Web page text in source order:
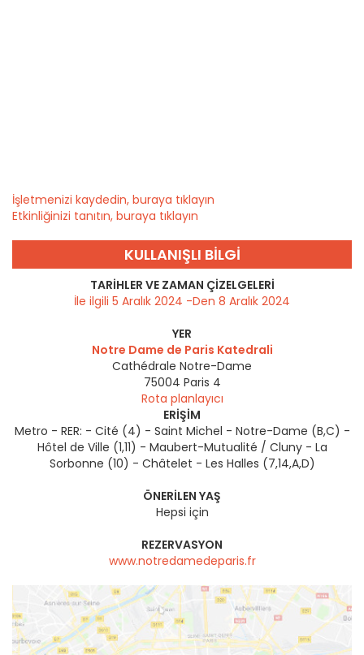
İşletmenizi kaydedin, buraya tıklayın
Etkinliğinizi tanıtın, buraya tıklayın
KULLANIŞLI BILGI
TARIHLER VE ZAMAN ÇIZELGELERI
İle ilgili 5 Aralık 2024 -Den 8 Aralık 2024
YER
Notre Dame de Paris Katedrali
Cathédrale Notre-Dame
75004 Paris 4
Rota planlayıcı
ERIŞIM
Metro - RER: - Cité (4) - Saint Michel - Notre-Dame (B,C) -
Hôtel de Ville (1,11) - Maubert-Mutualité / Cluny - La
Sorbonne (10) - Châtelet - Les Halles (7,14,A,D)
ÖNERILEN YAŞ
Hepsi için
REZERVASYON
www.notredamedeparis.fr